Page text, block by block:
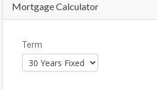
Mortgage Calculator
Term